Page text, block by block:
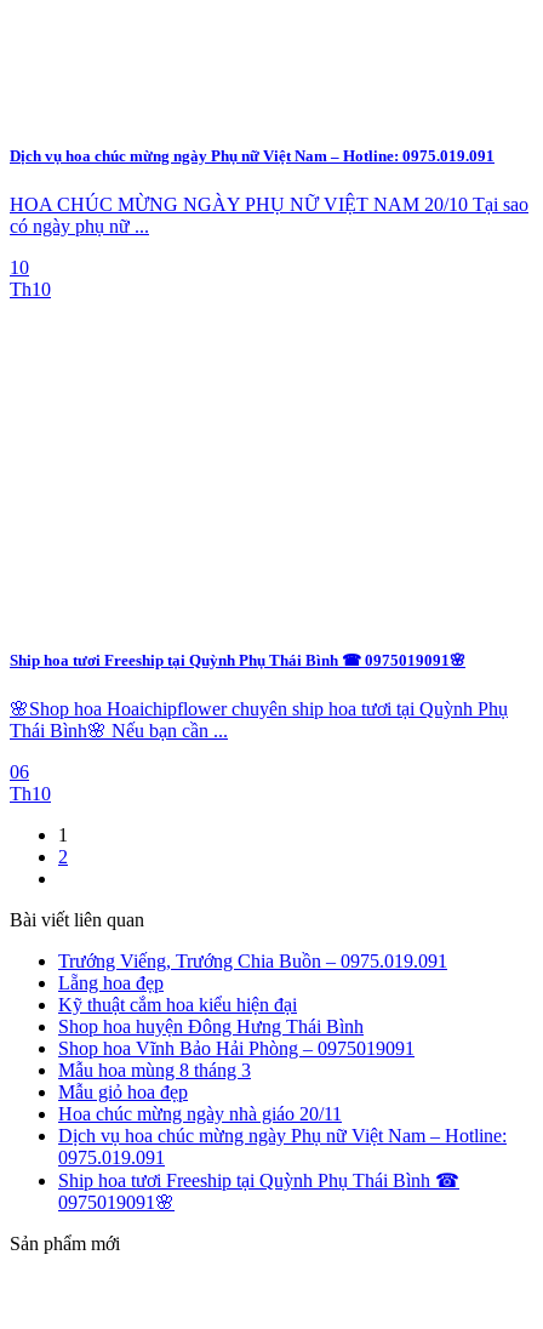
Dịch vụ hoa chúc mừng ngày Phụ nữ Việt Nam – Hotline: 0975.019.091
HOA CHÚC MỪNG NGÀY PHỤ NỮ VIỆT NAM 20/10 Tại sao
có ngày phụ nữ ...
10
Th10
Ship hoa tươi Freeship tại Quỳnh Phụ Thái Bình ☎ 0975019091🌸
🌸Shop hoa Hoaichipflower chuyên ship hoa tươi tại Quỳnh Phụ
Thái Bình🌸 Nếu bạn cần ...
06
Th10
1
2
Bài viết liên quan
Trướng Viếng, Trướng Chia Buồn – 0975.019.091
Lẵng hoa đẹp
Kỹ thuật cắm hoa kiểu hiện đại
Shop hoa huyện Đông Hưng Thái Bình
Shop hoa Vĩnh Bảo Hải Phòng – 0975019091
Mẫu hoa mùng 8 tháng 3
Mẫu giỏ hoa đẹp
Hoa chúc mừng ngày nhà giáo 20/11
Dịch vụ hoa chúc mừng ngày Phụ nữ Việt Nam – Hotline:
0975.019.091
Ship hoa tươi Freeship tại Quỳnh Phụ Thái Bình ☎
0975019091🌸
Sản phẩm mới